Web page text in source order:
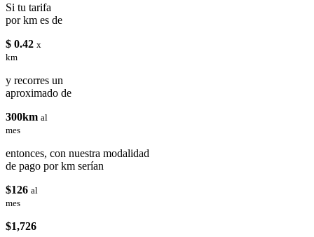
Si tu tarifa
por km es de
$ 0.42 x
km
y recorres un
aproximado de
300km al
mes
entonces, con nuestra modalidad
de pago por km serían
$126 al
mes
$1,726